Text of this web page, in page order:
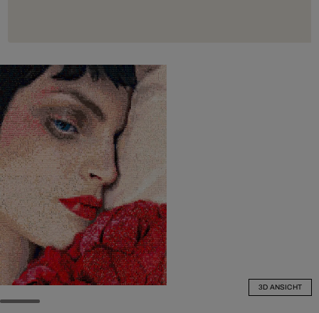
3D ANSICHT